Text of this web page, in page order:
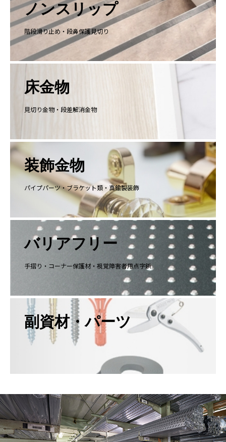
ノンスリップ
階段滑り止め・段鼻保護見切り
床金物
見切り金物・段差解消金物
装飾金物
パイプパーツ・ブラケット類・真鍮製装飾
バリアフリー
手摺り・コーナー保護材・視覚障害者用点字鋲
副資材・パーツ